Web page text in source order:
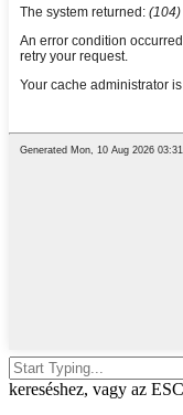
kereséshez, vagy az